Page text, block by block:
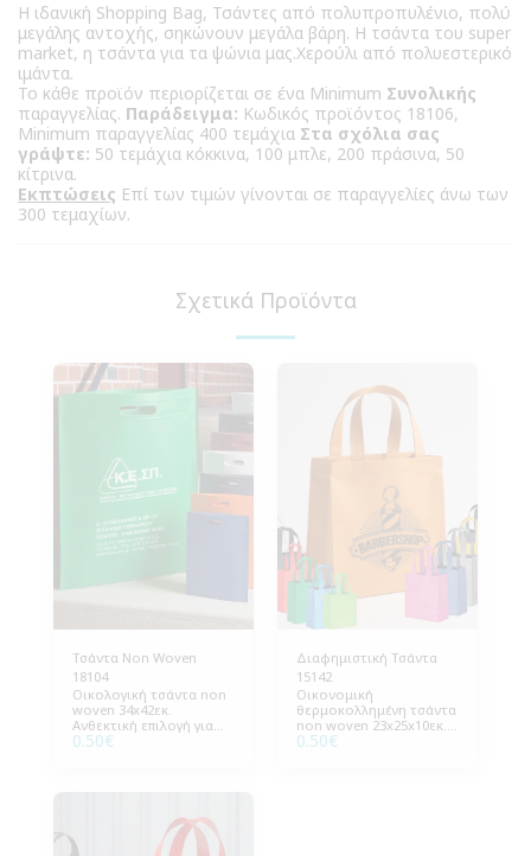
Η ιδανική Shopping Bag, Τσάντες από πολυπροπυλένιο, πολύ
μεγάλης αντοχής, σηκώνουν μεγάλα βάρη. Η τσάντα του super
market, η τσάντα για τα ψώνια μας.Χερούλι από πολυεστερικό
ιμάντα.
Το κάθε προϊόν περιορίζεται σε ένα Minimum Συνολικής
παραγγελίας. Παράδειγμα: Κωδικός προϊόντος 18106,
Minimum παραγγελίας 400 τεμάχια Στα σχόλια σας
γράψτε: 50 τεμάχια κόκκινα, 100 μπλε, 200 πράσινα, 50
κίτρινα.
Εκπτώσεις Επί των τιμών γίνονται σε παραγγελίες άνω των
300 τεμαχίων.
Σχετικά Προϊόντα
Τσάντα Non Woven
18104
Οικολογική τσάντα non
woven 34x42εκ.
Ανθεκτική επιλογή για
εταιρικές εκθέσεις,
0.50€
Διαφημιστική Τσάντα
15142
Οικονομική
θερμοκολλημένη τσάντα
non woven 23x25x10εκ.
Ιδανική για φαρμακεία,
0.50€